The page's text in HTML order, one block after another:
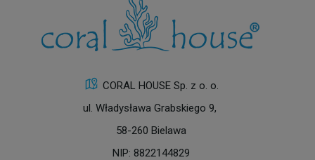
CORAL HOUSE Sp. z o. o.
ul. Władysława Grabskiego 9,
58-260 Bielawa
NIP: 8822144829